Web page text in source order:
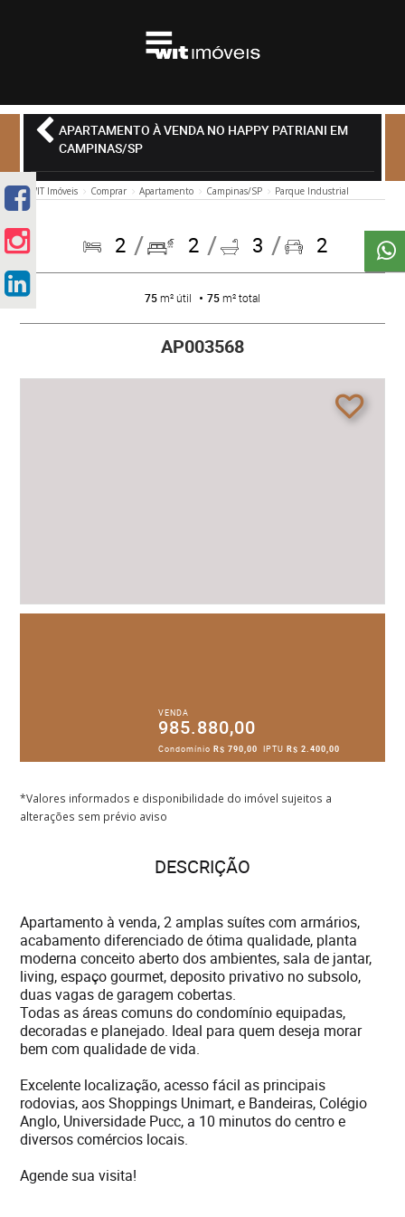
APARTAMENTO À VENDA NO HAPPY PATRIANI EM
CAMPINAS/SP
WIT Imóveis Comprar Apartamento Campinas/SP Parque Industrial
2 2 3 2
75m² útil 75m² total
AP003568
VENDA
985.880,00
CondomínioR$ 790,00 IPTUR$ 2.400,00
*Valores informados e disponibilidade do imóvel sujeitos a
alterações sem prévio aviso
DESCRIÇÃO
Apartamento à venda, 2 amplas suítes com armários,
acabamento diferenciado de ótima qualidade, planta
moderna conceito aberto dos ambientes, sala de jantar,
living, espaço gourmet, deposito privativo no subsolo,
duas vagas de garagem cobertas.
Todas as áreas comuns do condomínio equipadas,
decoradas e planejado. Ideal para quem deseja morar
bem com qualidade de vida.
Excelente localização, acesso fácil as principais
rodovias, aos Shoppings Unimart, e Bandeiras, Colégio
Anglo, Universidade Pucc, a 10 minutos do centro e
diversos comércios locais.
Agende sua visita!